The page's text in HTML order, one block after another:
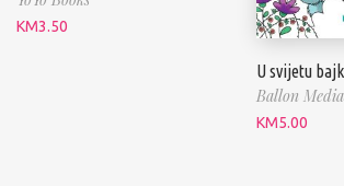
KM3.50
U svijetu
Ballon Media
KM5.00